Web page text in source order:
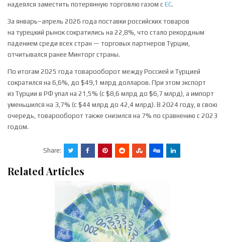
надеялся заместить потерянную торговлю газом с ЕС.
За январь–апрель 2026 года поставки российских товаров
на турецкий рынок сократились на 22,8%, что стало рекордным
падением среди всех стран — торговых партнеров Турции,
отчитывался ранее Минторг страны.
По итогам 2025 года товарооборот между Россией и Турцией
сократился на 6,6%, до $49,1 млрд долларов. При этом экспорт
из Турции в РФ упал на 21,5% (с $8,6 млрд до $6,7 млрд), а импорт
уменьшился на 3,7% (с $44 млрд до 42,4 млрд). В 2024 году, в свою
очередь, товарооборот также снизился на 7% по сравнению с 2023
годом.
Share:
Related Articles